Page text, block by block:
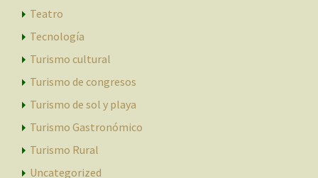
Teatro
Tecnología
Turismo cultural
Turismo de congresos
Turismo de sol y playa
Turismo Gastronómico
Turismo Rural
Uncategorized